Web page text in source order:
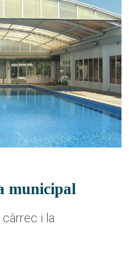
municipal
i la